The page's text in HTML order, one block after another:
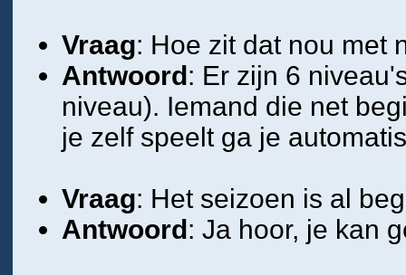
Vraag: Hoe zit dat nou met
Antwoord : Er zijn 6
niveau). Iemand die net
je zelf speelt ga je
Vraag: Het seizoen is al
Antwoord : Ja hoor, je kan